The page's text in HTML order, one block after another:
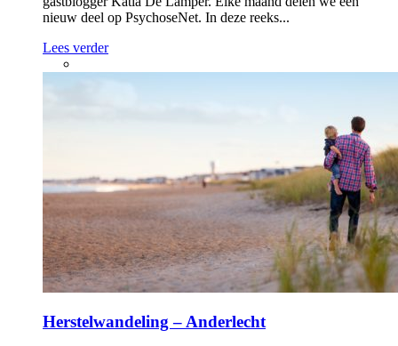
nieuw deel op PsychoseNet. In deze reeks...
Lees verder
Herstelwandeling – Anderlecht